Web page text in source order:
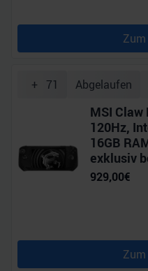
Zum
+ 71 Abgelaufen
MSI Claw
120Hz,
16GB
exklusiv
929,00€
Zum